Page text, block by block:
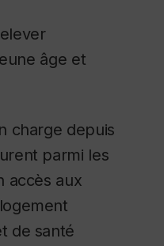
âge et
charge depuis
parmi les
accès aux
de santé